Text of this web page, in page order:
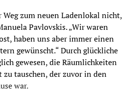
zum neuen Ladenlokal nicht,
Pavlovskis. „Wir waren
haben uns aber immer einen
gewünscht.“ Durch glückliche
gewesen, die Räumlichkeiten
tauschen, der zuvor in den
war.